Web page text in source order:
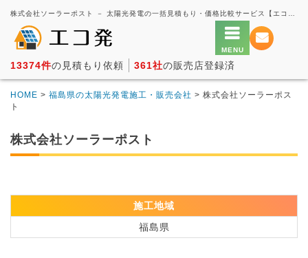
13374件の見積もり依頼 361社の販売店登録済
HOME > 福島県の太陽光発電施工・販売会社 > 株式会社ソーラーポス
ト
株式会社ソーラーポスト
施工地域
福島県